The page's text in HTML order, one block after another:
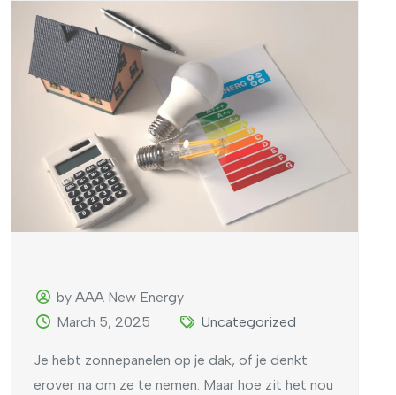
by AAA New Energy
March 5, 2025
Uncategorized
Je hebt zonnepanelen op je dak, of je denkt
erover na om ze te nemen. Maar hoe zit het nou